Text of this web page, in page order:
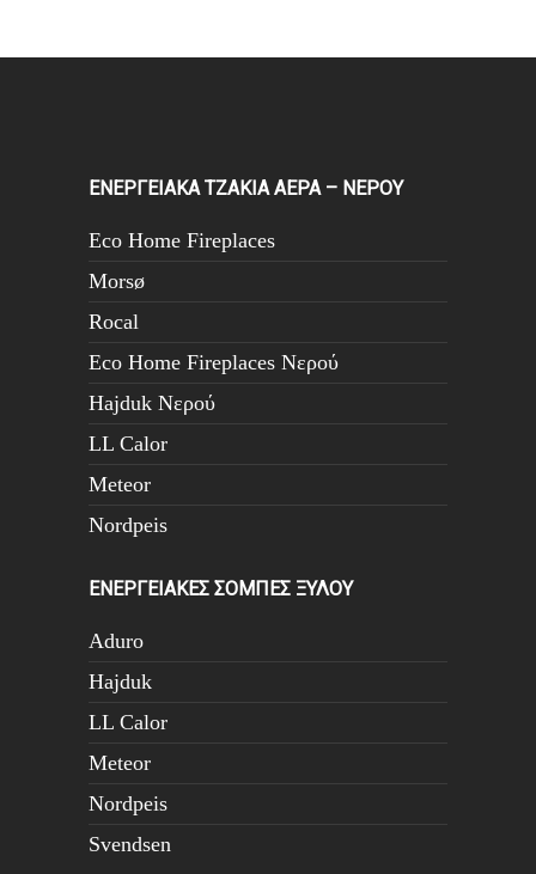
ΕΝΕΡΓΕΙΑΚΑ ΤΖΑΚΙΑ ΑΕΡΑ – ΝΕΡΟΥ
Eco Home Fireplaces
Morsø
Rocal
Eco Home Fireplaces Νερού
Hajduk Νερού
LL Calor
Meteor
Nordpeis
ΕΝΕΡΓΕΙΑΚΕΣ ΣΟΜΠΕΣ ΞΥΛΟΥ
Aduro
Hajduk
LL Calor
Meteor
Nordpeis
Svendsen